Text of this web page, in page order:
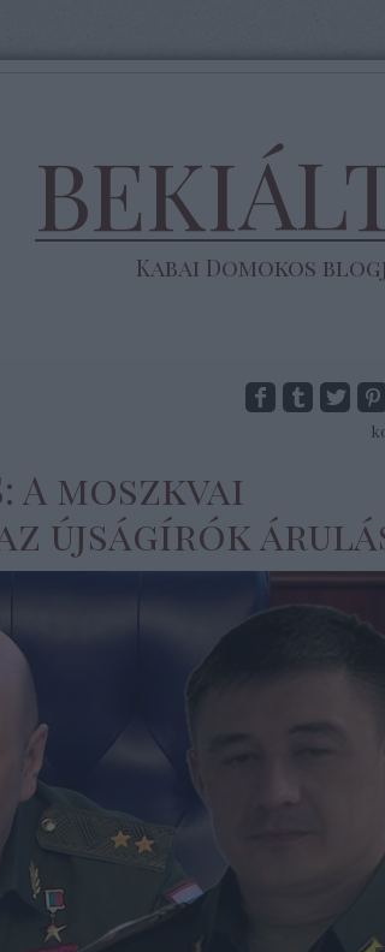
Kabai Domokos
A moszkvai
újságírók